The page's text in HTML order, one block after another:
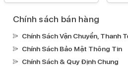
Chính sách bán hàng
Chính Sách Vận Chuyển, Thanh
Chính Sách Bảo Mật Thông Tin
Chính Sách & Quy Định Chung